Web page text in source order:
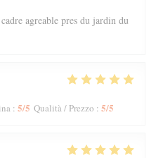
agreable pres du jardin du
: 5/5 Qualità / Prezzo : 5/5